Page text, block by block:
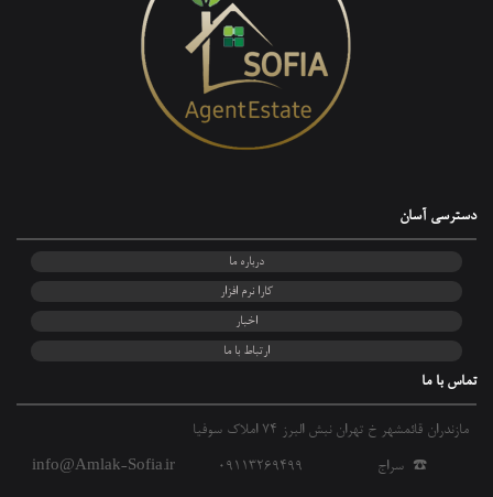
دسترسی آسان
درباره ما
کارا نرم افزار
اخبار
ارتباط با ما
تماس با ما
مازندران قائمشهر خ تهران نبش البرز 74 املاک سوفیا
☎️ سراج 09113269499 info@Amlak-Sofia.ir